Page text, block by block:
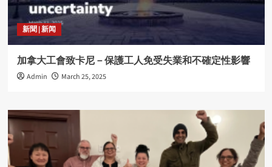
新聞 | 新闻
加拿大工會致卡尼－保護工人免受失業和不確定性影響
Admin March 25, 2025